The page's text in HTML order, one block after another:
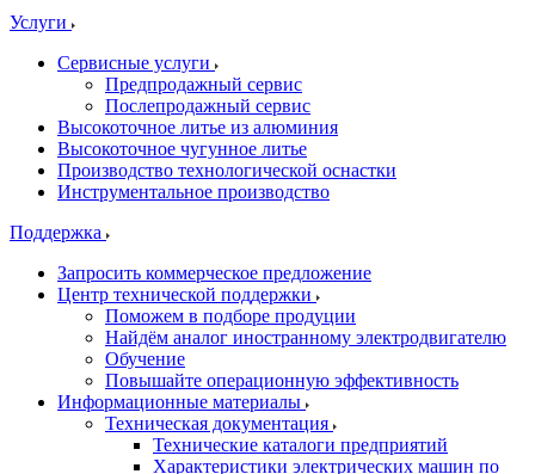
Услуги
Сервисные услуги
Предпродажный сервис
Послепродажный сервис
Высокоточное литье из алюминия
Высокоточное чугунное литье
Производство технологической оснастки
Инструментальное производство
Поддержка
Запросить коммерческое предложение
Центр технической поддержки
Поможем в подборе продуции
Найдём аналог иностранному электродвигателю
Обучение
Повышайте операционную эффективность
Информационные материалы
Техническая документация
Технические каталоги предприятий
Характеристики электрических машин по